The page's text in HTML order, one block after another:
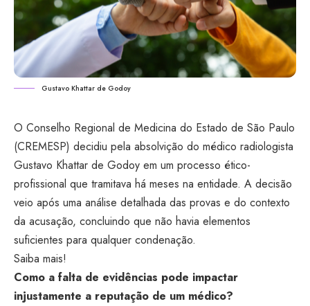
Gustavo Khattar de Godoy
O Conselho Regional de Medicina do Estado de São Paulo
(CREMESP) decidiu pela absolvição do médico radiologista
Gustavo Khattar de Godoy em um processo ético-
profissional que tramitava há meses na entidade. A decisão
veio após uma análise detalhada das provas e do contexto
da acusação, concluindo que não havia elementos
suficientes para qualquer condenação.
Saiba mais!
Como a falta de evidências pode impactar
injustamente a reputação de um médico?